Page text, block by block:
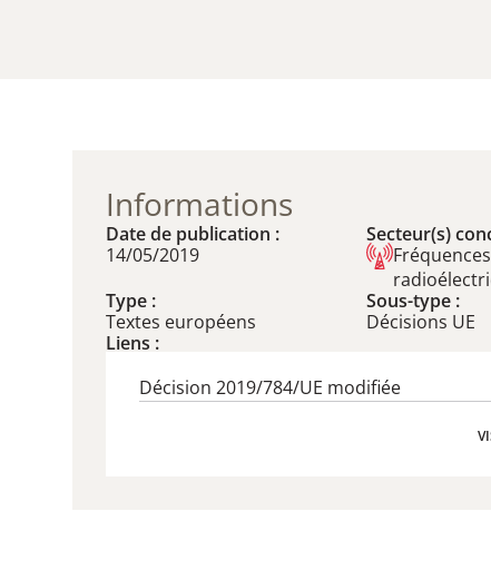
Informations
Date de publication :
14/05/2019
Secteur(s)
Fréquences
Type :
Textes européens
Sous-type :
Décisions UE
Liens :
Décision 2019/784/UE modifiée